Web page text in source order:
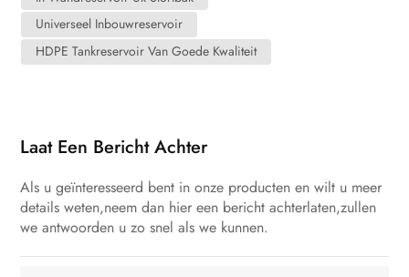
Universeel Inbouwreservoir
HDPE Tankreservoir Van Goede Kwaliteit
Laat Een Bericht Achter
Als u geïnteresseerd bent in onze producten en wilt u meer
details weten,neem dan hier een bericht achterlaten,zullen
we antwoorden u zo snel als we kunnen.